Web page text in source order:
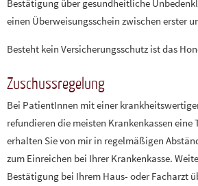
Bestätigung über gesundheitliche
einen Überweisungsschein zwischen erster
Besteht kein Versicherungsschutz ist das
Zuschussregelung
Bei PatientInnen mit einer
refundieren die meisten Krankenkassen eine
erhalten Sie von mir in regelmäßigen
zum Einreichen bei Ihrer Krankenkasse.
Bestätigung bei Ihrem Haus- oder Facharzt